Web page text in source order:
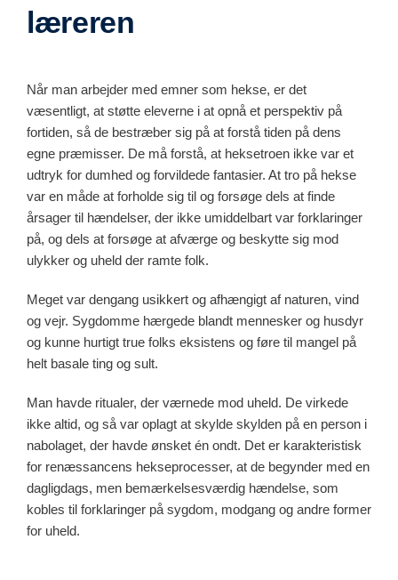
læreren
Når man arbejder med emner som hekse, er det
væsentligt, at støtte eleverne i at opnå et perspektiv på
fortiden, så de bestræber sig på at forstå tiden på dens
egne præmisser. De må forstå, at heksetroen ikke var et
udtryk for dumhed og forvildede fantasier. At tro på hekse
var en måde at forholde sig til og forsøge dels at finde
årsager til hændelser, der ikke umiddelbart var forklaringer
på, og dels at forsøge at afværge og beskytte sig mod
ulykker og uheld der ramte folk.
Meget var dengang usikkert og afhængigt af naturen, vind
og vejr. Sygdomme hærgede blandt mennesker og husdyr
og kunne hurtigt true folks eksistens og føre til mangel på
helt basale ting og sult.
Man havde ritualer, der værnede mod uheld. De virkede
ikke altid, og så var oplagt at skylde skylden på en person i
nabolaget, der havde ønsket én ondt. Det er karakteristisk
for renæssancens hekseprocesser, at de begynder med en
dagligdags, men bemærkelsesværdig hændelse, som
kobles til forklaringer på sygdom, modgang og andre former
for uheld.